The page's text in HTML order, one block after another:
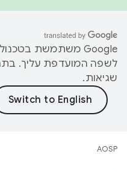
לשפה המועדפת עליך.
שגיאות.
AOSP